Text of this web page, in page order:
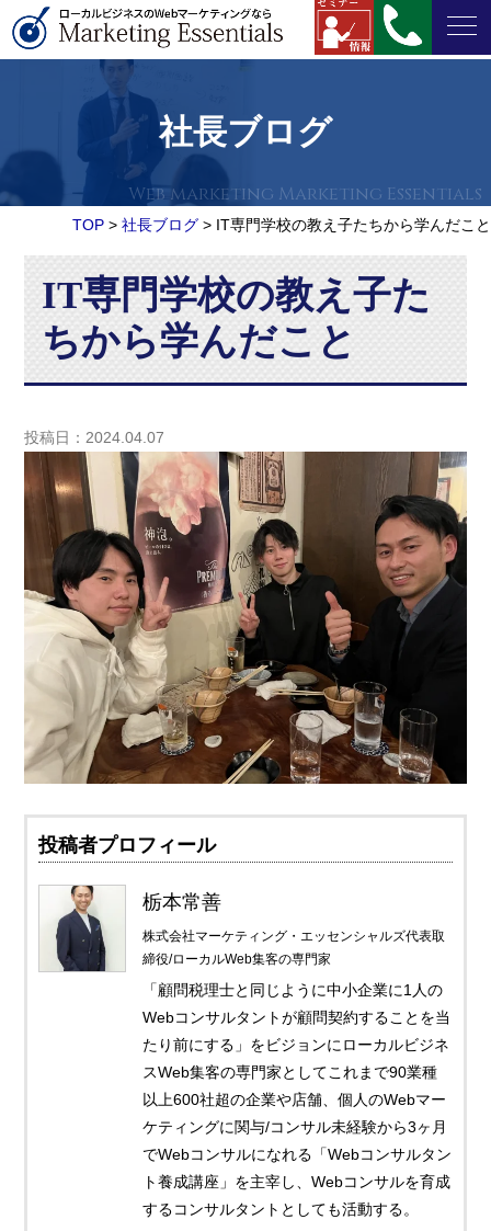
社長ブログ
TOP > 社長ブログ > IT専門学校の教え子たちから学んだこと
IT専門学校の教え子た
ちから学んだこと
投稿日：2024.04.07
投稿者プロフィール
栃本常善
株式会社マーケティング・エッセンシャルズ代表取
締役/ローカルWeb集客の専門家
「顧問税理士と同じように中小企業に1人の
Webコンサルタントが顧問契約することを当
たり前にする」をビジョンにローカルビジネ
スWeb集客の専門家としてこれまで90業種
以上600社超の企業や店舗、個人のWebマー
ケティングに関与/コンサル未経験から3ヶ月
でWebコンサルになれる「Webコンサルタン
ト養成講座」を主宰し、Webコンサルを育成
するコンサルタントとしても活動する。